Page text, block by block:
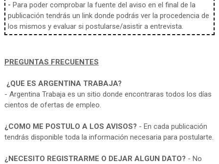
- Para poder comprobar la fuente del aviso en el final de la
publicación tendrás un link donde podrás ver la procedencia de
los mismos y evaluar si postularse/asistir a entrevista.
PREGUNTAS FRECUENTES
¿QUE ES ARGENTINA TRABAJA?
- Argentina Trabaja es un sitio donde encontraras todos los días
cientos de ofertas de empleo.
¿COMO ME POSTULO A LOS AVISOS? - En cada publicación
tendrás disponible toda la información necesaria para postularte.
¿NECESITO REGISTRARME O DEJAR ALGUN DATO? - No